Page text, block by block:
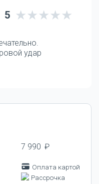
5
удар
7 990 ₽
Оплата картой
Рассрочка